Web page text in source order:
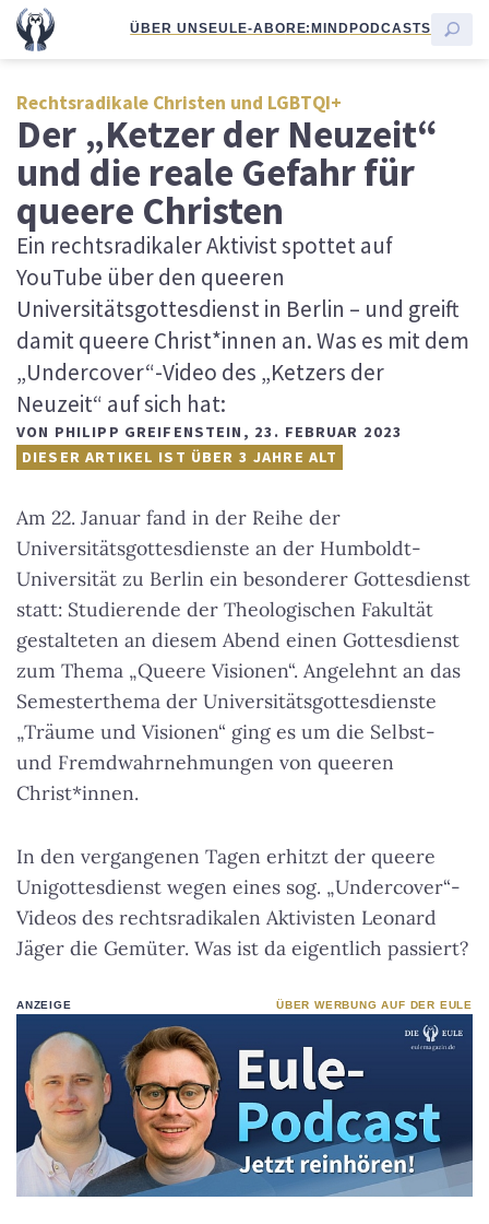
ÜBER UNSEULE-ABORE:MINDPODCASTS
Rechtsradikale Christen und LGBTQI+
Der „Ketzer der Neuzeit“
und die reale Gefahr für
queere Christen
Ein rechtsradikaler Aktivist spottet auf
YouTube über den queeren
Universitätsgottesdienst in Berlin – und greift
damit queere Christ*innen an. Was es mit dem
„Undercover“-Video des „Ketzers der
Neuzeit“ auf sich hat:
VON PHILIPP GREIFENSTEIN , 23. FEBRUAR 2023
DIESER ARTIKEL IST ÜBER 3 JAHRE ALT
Am 22. Januar fand in der Reihe der
Universitätsgottesdienste an der Humboldt-
Universität zu Berlin ein besonderer Gottesdienst
statt: Studierende der Theologischen Fakultät
gestalteten an diesem Abend einen Gottesdienst
zum Thema „Queere Visionen“. Angelehnt an das
Semesterthema der Universitätsgottesdienste
„Träume und Visionen“ ging es um die Selbst-
und Fremdwahrnehmungen von queeren
Christ*innen.
In den vergangenen Tagen erhitzt der queere
Unigottesdienst wegen eines sog. „Undercover“-
Videos des rechtsradikalen Aktivisten Leonard
Jäger die Gemüter. Was ist da eigentlich passiert?
ANZEIGE ÜBER WERBUNG AUF DER EULE